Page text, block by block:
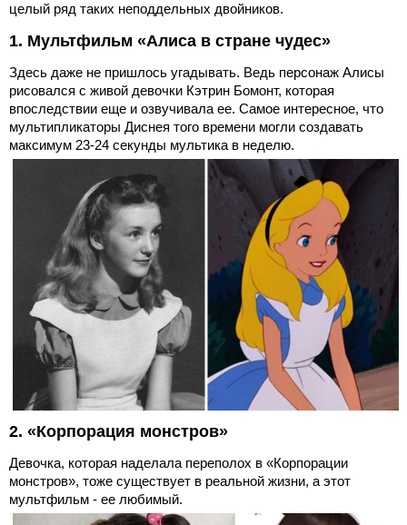
целый ряд таких неподдельных двойников.
1. Мультфильм «Алиса в стране чудес»
Здесь даже не пришлось угадывать. Ведь персонаж Алисы
рисовался с живой девочки Кэтрин Бомонт, которая
впоследствии еще и озвучивала ее. Самое интересное, что
мультипликаторы Диснея того времени могли создавать
максимум 23-24 секунды мультика в неделю.
2. «Корпорация монстров»
Девочка, которая наделала переполох в «Корпорации
монстров», тоже существует в реальной жизни, а этот
мультфильм - ее любимый.